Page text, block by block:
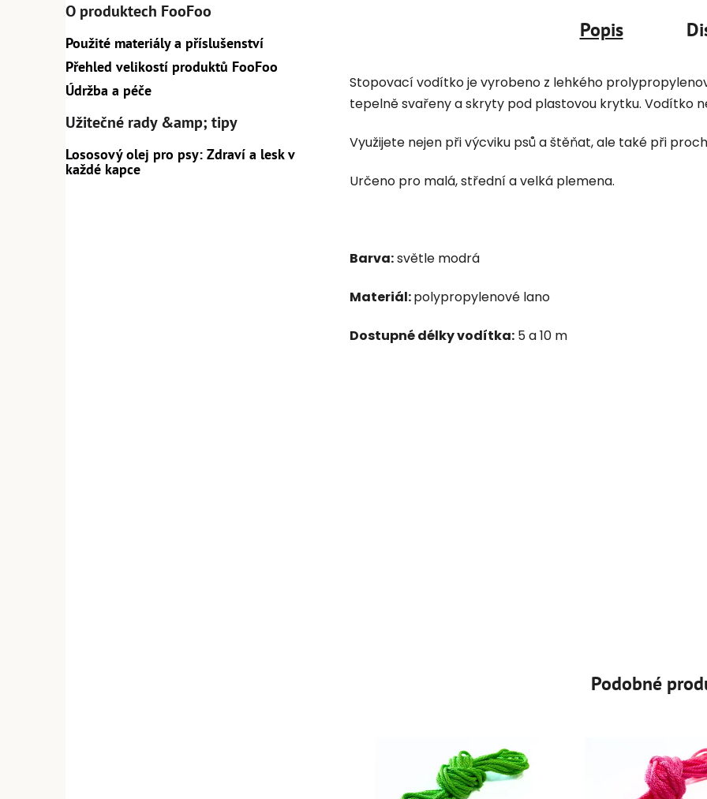
O produktech FooFoo
Použité materiály a příslušenství
Přehled velikostí produktů FooFoo
Údržba a péče
Užitečné rady &amp; tipy
Lososový olej pro psy: Zdraví a lesk v
každé kapce
Popis
Stopovací vodítko je vyrobeno z lehkého
tepelně svařeny a skryty pod plastovou krytku. Vodítko
Využijete nejen při výcviku psů a štěňat, ale také při
Určeno pro malá, střední a velká plemena.
Barva:světle modrá
Materiál:polypropylenové lano
Dostupné délky vodítka: 5 a 10 m
Podobné